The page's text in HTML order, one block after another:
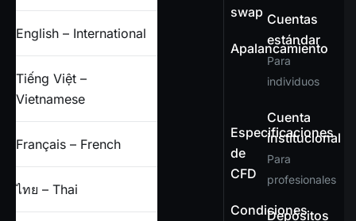
swap
Apalancamiento
Especificaciones
de
CFD
Condiciones
Cuentas
estándar
Para
individuos
Cuenta
institucional
Para
profesionales
Depósitos
English – International
Tiếng Việt –
Vietnamese
Français – French
ไทย – Thai